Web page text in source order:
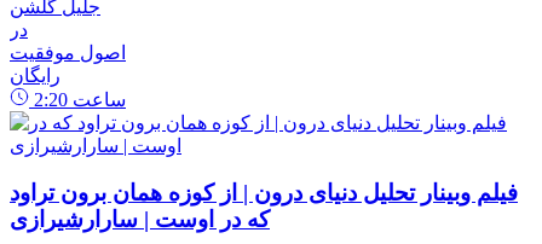
جلیل گلشن
در
اصول موفقیت
رایگان
2:20 ساعت
فیلم وبینار تحلیل دنیای درون | از کوزه همان برون تراود
که در اوست | سارارشیرازی